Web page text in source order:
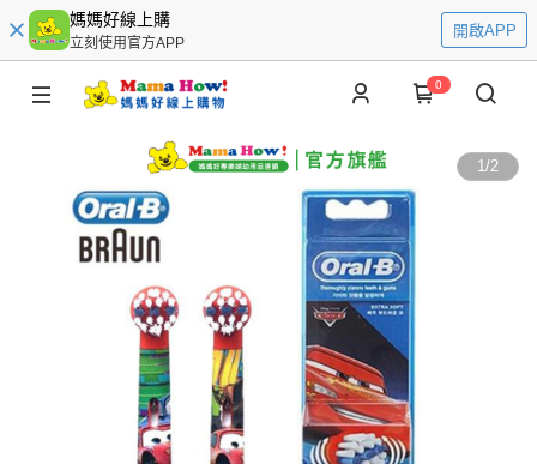
媽媽好線上購
立刻使用官方APP
開啟APP
0
1/2